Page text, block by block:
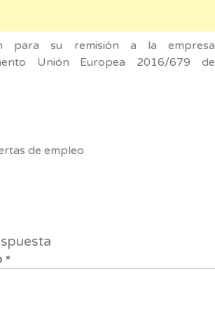
para su remisión a la empresa
Unión Europea 2016/679 de
de empleo
*